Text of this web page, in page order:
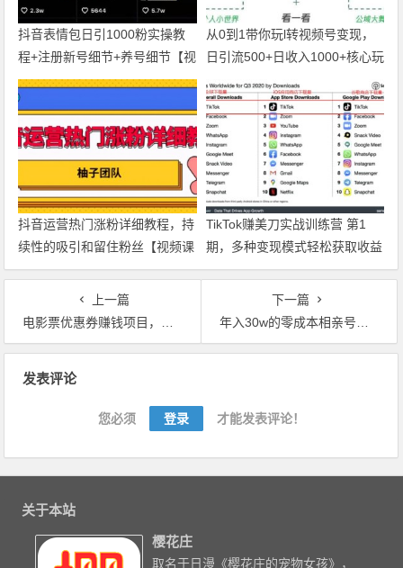
抖音表情包日引1000粉实操教
程+注册新号细节+养号细节【视
频教程】
从0到1带你玩l转视频号变现，
日引流500+日收入1000+核心玩
抖音运营热门涨粉详细教程，持
续性的吸引和留住粉丝【视频课
程】
TikTok赚美刀实战训练营 第1
期，多种变现模式轻松获取收益
【视频教程】
上一篇
电影票优惠券赚钱项目，简单操作日收入200+【视频教程】
下一篇
年入30w的零成本相亲号项目，从平台搭建到引流到后期开单全流程【视频教程】
发表评论
您必须 登录 才能发表评论！
关于本站
樱花庄
取名于日漫《樱花庄的宠物女孩》，